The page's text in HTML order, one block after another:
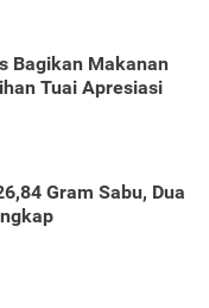
Bagikan Makanan
Tuai Apresiasi
Gram Sabu, Dua